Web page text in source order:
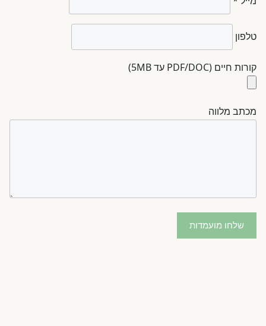
טלפון
קורות חיים (PDF/DOC עד 5MB)
מכתב מלווה
שלחו מועמדות